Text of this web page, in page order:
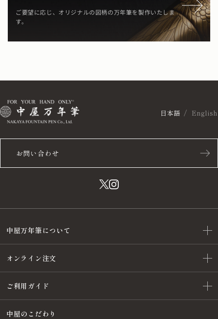
ご要望に応じ、オリジナルの図柄の万年筆を製作いたしま
す。
お問い合わせ
日本語 English
中屋万年筆について
オンライン注文
ご利用ガイド
中屋のこだわり